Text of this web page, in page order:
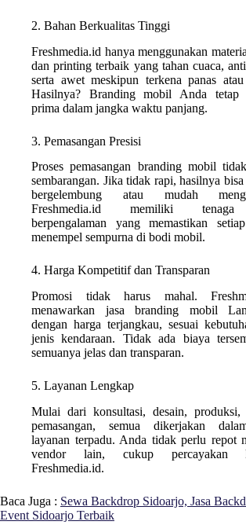
2. Bahan Berkualitas Tinggi
Freshmedia.id hanya menggunakan
dan printing terbaik yang tahan cuaca,
serta awet meskipun terkena panas
Hasilnya? Branding mobil Anda tetap
prima dalam jangka waktu panjang.
3. Pemasangan Presisi
Proses pemasangan branding mobil
sembarangan. Jika tidak rapi, hasilnya
bergelembung atau mudah
Freshmedia.id memiliki
berpengalaman yang memastikan
menempel sempurna di bodi mobil.
4. Harga Kompetitif dan Transparan
Promosi tidak harus mahal.
menawarkan jasa branding mobil
dengan harga terjangkau, sesuai
jenis kendaraan. Tidak ada biaya
semuanya jelas dan transparan.
5. Layanan Lengkap
Mulai dari konsultasi, desain, produksi,
pemasangan, semua dikerjakan
layanan terpadu. Anda tidak perlu repot
vendor lain, cukup percayakan
Freshmedia.id.
Baca Juga : Sewa Backdrop Sidoarjo, Jasa
Event Sidoarjo Terbaik